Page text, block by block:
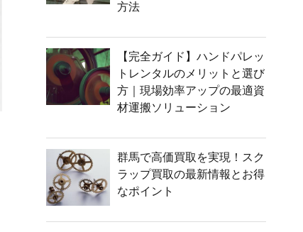
方法
【完全ガイド】ハンドパレッ
トレンタルのメリットと選び
方｜現場効率アップの最適資
材運搬ソリューション
群馬で高価買取を実現！スク
ラップ買取の最新情報とお得
なポイント